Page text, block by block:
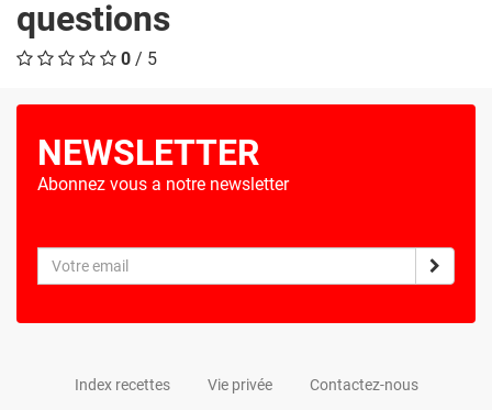
questions
0 / 5
NEWSLETTER
Abonnez vous a notre newsletter
Index recettes Vie privée Contactez-nous